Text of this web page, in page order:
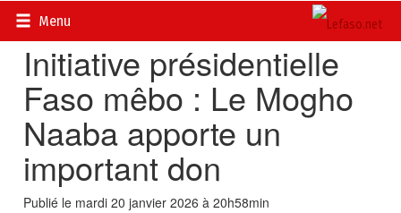
Menu
Accueil>
Initiative présidentielle
Faso mêbo : Le Mogho
Naaba apporte un
important don
Publié le mardi 20 janvier 2026 à 20h58min